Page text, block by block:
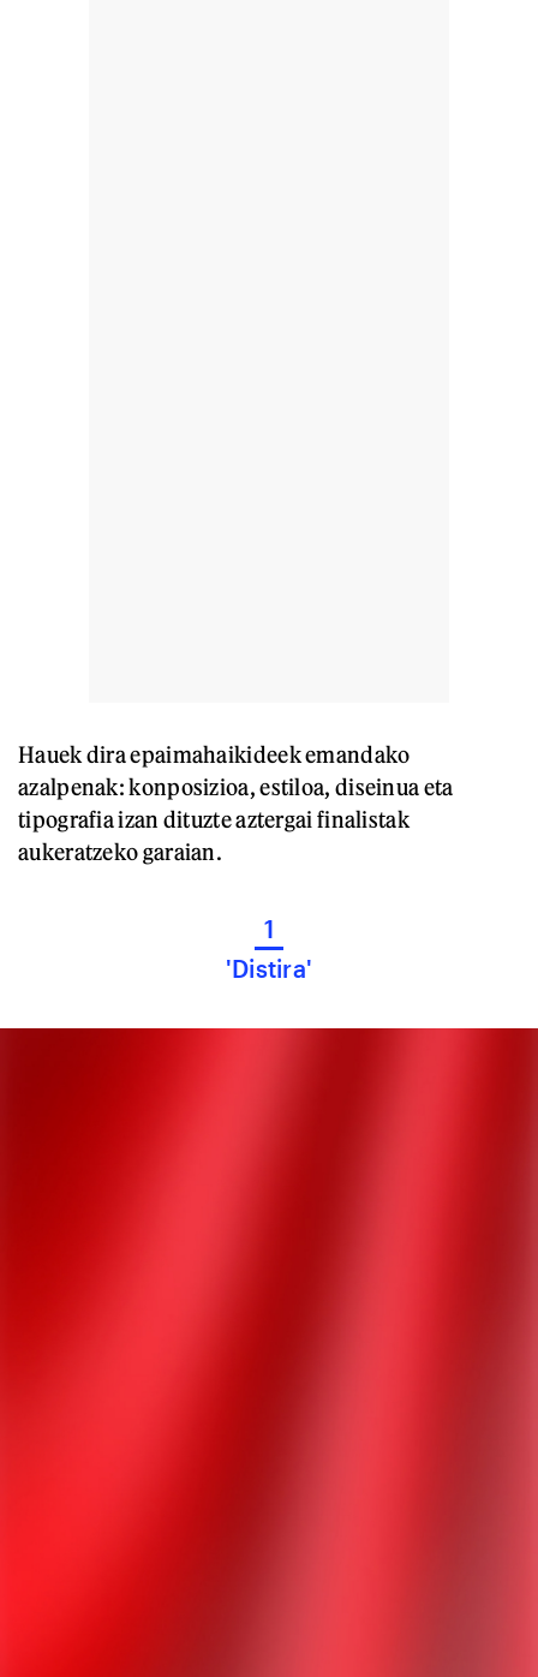
Hauek dira epaimahaikideek emandako
azalpenak: konposizioa, estiloa, diseinua eta
tipografia izan dituzte aztergai finalistak
aukeratzeko garaian.
1
'Distira'